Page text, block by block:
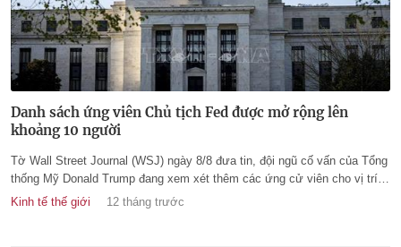
Danh sách ứng viên Chủ tịch Fed được mở rộng lên
khoảng 10 người
Tờ Wall Street Journal (WSJ) ngày 8/8 đưa tin, đội ngũ cố vấn của Tổng
thống Mỹ Donald Trump đang xem xét thêm các ứng cử viên cho vị trí
lãnh đạo Cục Dự trữ Liên bang (Fed), sau khi nhiệm kỳ của Chủ tịch
Kinh tế thế giới 12 tháng trước